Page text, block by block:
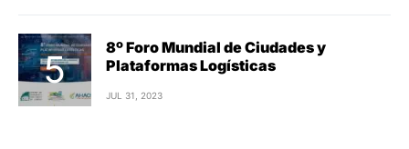
8º Foro Mundial de Ciudades y
Plataformas Logísticas
JUL 31, 2023